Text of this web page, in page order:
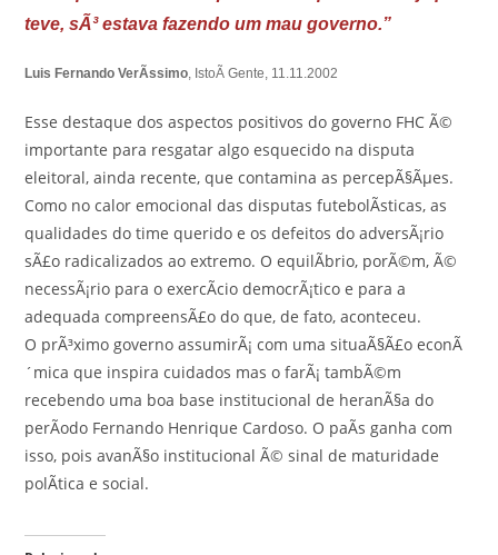
teve, sÃ³ estava fazendo um mau governo.”
Luis Fernando VerÃ­ssimo, IstoÃ Gente, 11.11.2002
Esse destaque dos aspectos positivos do governo FHC Ã©
importante para resgatar algo esquecido na disputa
eleitoral, ainda recente, que contamina as percepÃ§Ãµes.
Como no calor emocional das disputas futebolÃ­sticas, as
qualidades do time querido e os defeitos do adversÃ¡rio
sÃ£o radicalizados ao extremo. O equilÃ­brio, porÃ©m, Ã©
necessÃ¡rio para o exercÃ­cio democrÃ¡tico e para a
adequada compreensÃ£o do que, de fato, aconteceu.
O prÃ³ximo governo assumirÃ¡ com uma situaÃ§Ã£o econÃ
´mica que inspira cuidados mas o farÃ¡ tambÃ©m
recebendo uma boa base institucional de heranÃ§a do
perÃ­odo Fernando Henrique Cardoso. O paÃ­s ganha com
isso, pois avanÃ§o institucional Ã© sinal de maturidade
polÃ­tica e social.